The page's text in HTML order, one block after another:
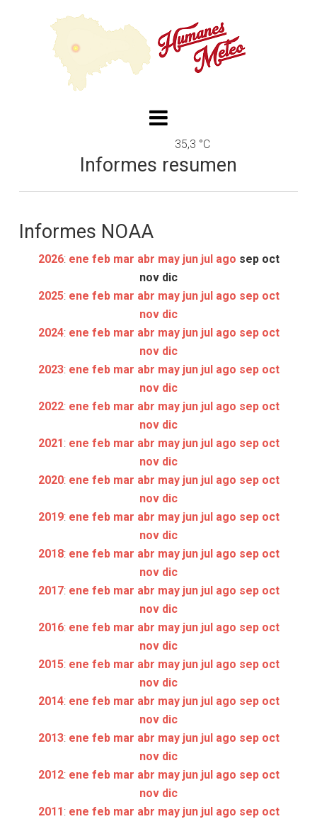
35,3 °C
Informes resumen
Informes NOAA
2026: ene feb mar abr may jun jul ago sep oct
nov dic
2025: ene feb mar abr may jun jul ago sep oct
nov dic
2024: ene feb mar abr may jun jul ago sep oct
nov dic
2023: ene feb mar abr may jun jul ago sep oct
nov dic
2022: ene feb mar abr may jun jul ago sep oct
nov dic
2021: ene feb mar abr may jun jul ago sep oct
nov dic
2020: ene feb mar abr may jun jul ago sep oct
nov dic
2019: ene feb mar abr may jun jul ago sep oct
nov dic
2018: ene feb mar abr may jun jul ago sep oct
nov dic
2017: ene feb mar abr may jun jul ago sep oct
nov dic
2016: ene feb mar abr may jun jul ago sep oct
nov dic
2015: ene feb mar abr may jun jul ago sep oct
nov dic
2014: ene feb mar abr may jun jul ago sep oct
nov dic
2013: ene feb mar abr may jun jul ago sep oct
nov dic
2012: ene feb mar abr may jun jul ago sep oct
nov dic
2011: ene feb mar abr may jun jul ago sep oct